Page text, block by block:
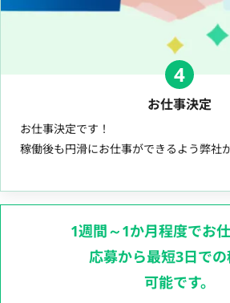
4
お仕事決定
お仕事決定です！
稼働後も円滑にお仕事ができるよう弊社
1週間～1か月程度でお
応募から最短3日での
可能です。